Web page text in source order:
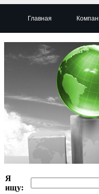
Главная
Я
ищу: